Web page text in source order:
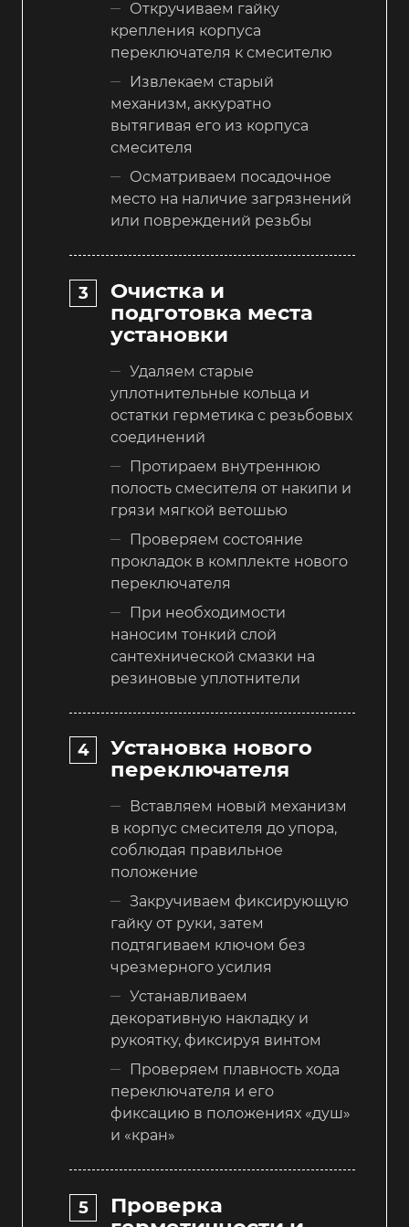
Откручиваем гайку
крепления корпуса
переключателя к смесителю
Извлекаем старый
механизм, аккуратно
вытягивая его из корпуса
смесителя
Осматриваем посадочное
место на наличие загрязнений
или повреждений резьбы
Очистка и
подготовка места
установки
Удаляем старые
уплотнительные кольца и
остатки герметика с резьбовых
соединений
Протираем внутреннюю
полость смесителя от накипи и
грязи мягкой ветошью
Проверяем состояние
прокладок в комплекте нового
переключателя
При необходимости
наносим тонкий слой
сантехнической смазки на
резиновые уплотнители
Установка нового
переключателя
Вставляем новый механизм
в корпус смесителя до упора,
соблюдая правильное
положение
Закручиваем фиксирующую
гайку от руки, затем
подтягиваем ключом без
чрезмерного усилия
Устанавливаем
декоративную накладку и
рукоятку, фиксируя винтом
Проверяем плавность хода
переключателя и его
фиксацию в положениях «душ»
и «кран»
Проверка